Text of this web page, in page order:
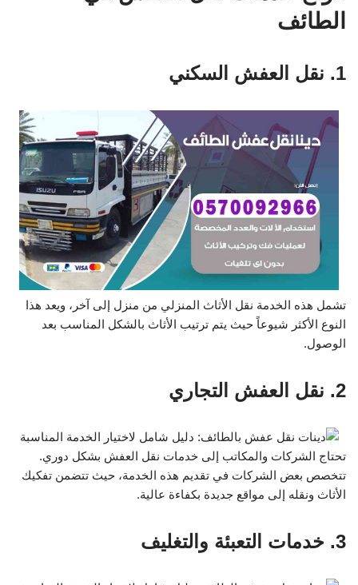
الطائف
1. نقل العفش السكني
تشمل هذه الخدمة نقل الأثاث المنزلي من منزل إلى آخر، ويعد هذا
النوع الأكثر شيوعاً حيث يتم ترتيب الأثاث بالشكل المناسب بعد
الوصول.
2. نقل العفش التجاري
تحتاج الشركات والمكاتب إلى خدمات نقل العفش بشكل دوري.
تتخصص بعض الشركات في تقديم هذه الخدمة، حيث تتضمن تفكيك
الأثاث ونقله إلى مواقع جديدة بكفاءة عالية.
3. خدمات التعبئة والتغليف